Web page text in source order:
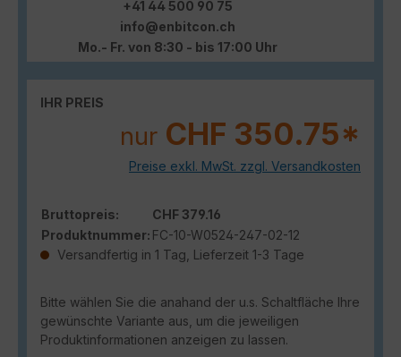
+41 44 500 90 75
info@enbitcon.ch
Mo.- Fr. von 8:30 - bis 17:00 Uhr
IHR PREIS
nur CHF 350.75*
Preise exkl. MwSt. zzgl. Versandkosten
Bruttopreis:
CHF 379.16
Produktnummer: FC-10-W0524-247-02-12
Versandfertig in 1 Tag, Lieferzeit 1-3 Tage
Bitte wählen Sie die anahand der u.s. Schaltfläche Ihre
gewünschte Variante aus, um die jeweiligen
Produktinformationen anzeigen zu lassen.